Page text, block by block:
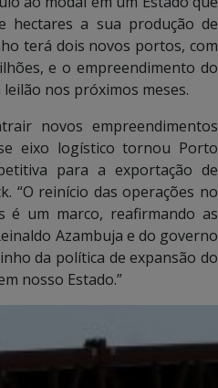
hectares a sua produção de
terá dois novos portos, com
e o empreendimento do
nos próximos meses.
novos empreendimentos
eixo logístico tornou Porto
para a exportação de
“O reinício das operações no
é um marco, reafirmando as
Azambuja e do governo
da política de expansão do
nosso Estado.”